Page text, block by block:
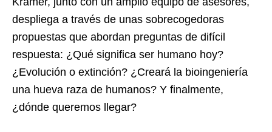
despliega a través de unas sobrecogedoras
propuestas que abordan preguntas de difícil
respuesta: ¿Qué significa ser humano hoy?
¿Evolución o extinción? ¿Creará la bioingeniería
una hueva raza de humanos? Y finalmente,
¿dónde queremos llegar?